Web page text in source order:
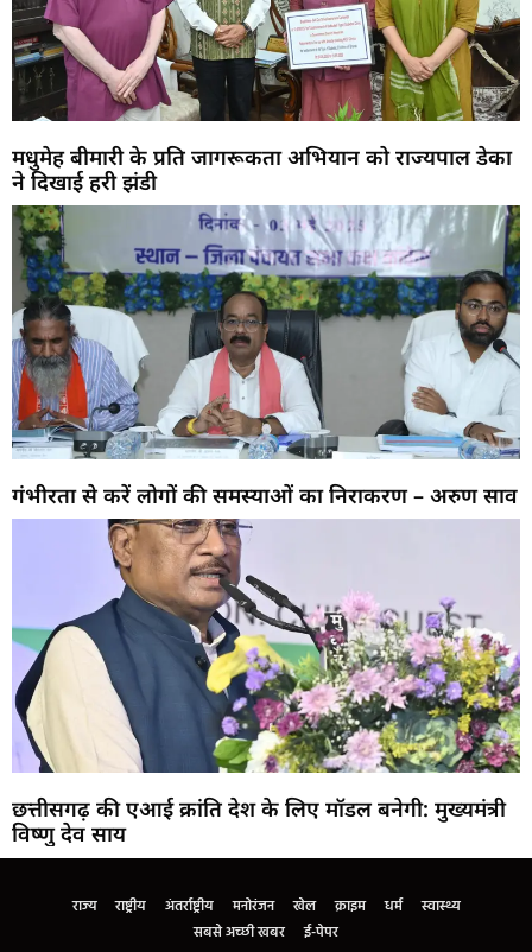
मधुमेह बीमारी के प्रति जागरूकता अभियान को राज्यपाल डेका
ने दिखाई हरी झंडी
गंभीरता से करें लोगों की समस्याओं का निराकरण – अरुण साव
छत्तीसगढ़ की एआई क्रांति देश के लिए मॉडल बनेगी: मुख्यमंत्री
विष्णु देव साय
राज्य राष्ट्रीय अंतर्राष्ट्रीय मनोरंजन खेल क्राइम धर्म
स्वास्थ्य
सबसे अच्छी खबर
ई-पेपर